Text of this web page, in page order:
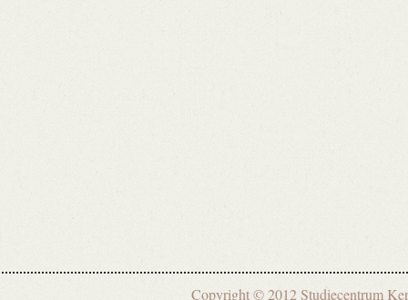
Copyright © 2012 Studiecentrum